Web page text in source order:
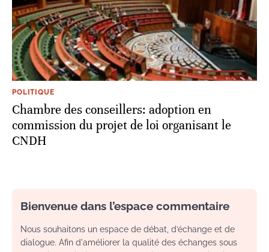
POLITIQUE
Chambre des conseillers: adoption en
commission du projet de loi organisant le
CNDH
Bienvenue dans l’espace commentaire
Nous souhaitons un espace de débat, d’échange et de
dialogue. Afin d'améliorer la qualité des échanges sous